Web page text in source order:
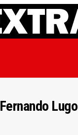
Fernando Lugo